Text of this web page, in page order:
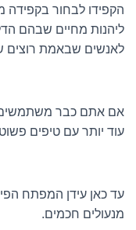
הקפידו לבחור
ליהנות מחיים שבהם
לאנשים שבאמת רוצים
אם אתם כבר משתמשים,
עוד יותר עם טיפים
עד כאן עידן המפתח
מנעולים חכמים.